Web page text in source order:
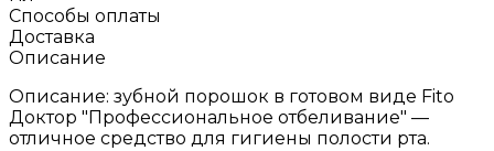
Способы оплаты
Доставка
Описание
Описание: зубной порошок в готовом виде Fito
Доктор "Профессиональное отбеливание" —
отличное средство для гигиены полости рта.